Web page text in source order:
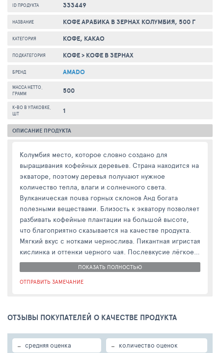
ID ПРОДУКТА 333449
НАЗВАНИЕ КОФЕ АРАБИКА В ЗЕРНАХ КОЛУМБИЯ, 500 Г
КАТЕГОРИЯ КОФЕ, КАКАО
ПОДКАТЕГОРИЯ КОФЕ> КОФЕ В ЗЕРНАХ
БРЕНД AMADO
МАССА НЕТТО,
ГРАММ
500
К-ВО В УПАКОВКЕ,
ШТ
1
ОПИСАНИЕ ПРОДУКТА
Колумбия место, которое словно создано для
выращивания кофейных деревьев. Страна находится на
экваторе, поэтому деревья получают нужное
количество тепла, влаги и солнечного света.
Вулканическая почва горных склонов Анд богата
полезными веществами. Близость к экватору позволяет
разбивать кофейные плантации на большой высоте,
что благоприятно сказывается на качестве продукта.
Мягкий вкус с нотками чернослива. Пикантная игристая
кислинка и оттенки черного чая. Послевкусие лёгкое,
ягодное.
Рекомендуемые способы приготовления: эспрессо,
фильтр, френч-пресс, турка, чашка, воронка или
ПОКАЗАТЬ ПОЛНОСТЬЮ
ОТПРАВИТЬ ЗАМЕЧАНИЕ
ОТЗЫВЫ ПОКУПАТЕЛЕЙ О КАЧЕСТВЕ ПРОДУКТА
- средняя оценка - количество оценок